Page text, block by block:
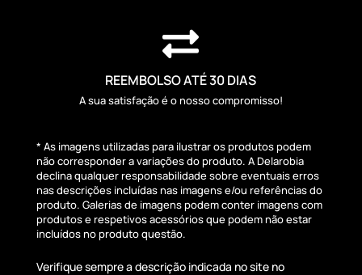

REEMBOLSO ATÉ 30 DIAS
A sua satisfação é o nosso compromisso!
* As imagens utilizadas para ilustrar os produtos podem
não corresponder a variações do produto. A Delarobia
declina qualquer responsabilidade sobre eventuais erros
nas descrições incluídas nas imagens e/ou referências do
produto. Galerias de imagens podem conter imagens com
produtos e respetivos acessórios que podem não estar
incluídos no produto questão.
Verifique sempre a descrição indicada no site no